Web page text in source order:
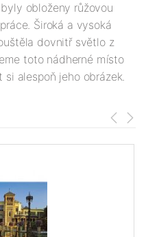
obloženy růžovou
Široká a vysoká
dovnitř světlo z
toto nádherné místo
alespoň jeho obrázek.